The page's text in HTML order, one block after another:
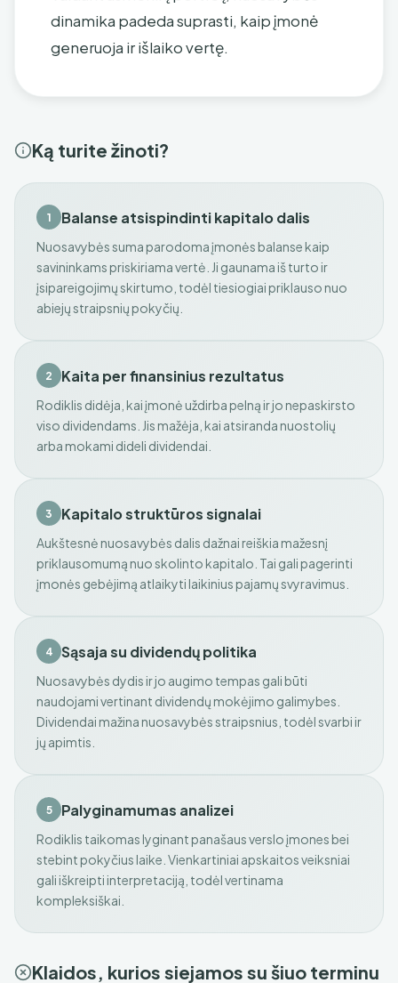
dinamika padeda suprasti, kaip įmonė
generuoja ir išlaiko vertę.
Ką turite žinoti?
1 Balanse atsispindinti kapitalo dalis
Nuosavybės suma parodoma įmonės balanse kaip
savininkams priskiriama vertė. Ji gaunama iš turto ir
įsipareigojimų skirtumo, todėl tiesiogiai priklauso nuo
abiejų straipsnių pokyčių.
2 Kaita per finansinius rezultatus
Rodiklis didėja, kai įmonė uždirba pelną ir jo nepaskirsto
viso dividendams. Jis mažėja, kai atsiranda nuostolių
arba mokami dideli dividendai.
3 Kapitalo struktūros signalai
Aukštesnė nuosavybės dalis dažnai reiškia mažesnį
priklausomumą nuo skolinto kapitalo. Tai gali pagerinti
įmonės gebėjimą atlaikyti laikinius pajamų svyravimus.
4 Sąsaja su dividendų politika
Nuosavybės dydis ir jo augimo tempas gali būti
naudojami vertinant dividendų mokėjimo galimybes.
Dividendai mažina nuosavybės straipsnius, todėl svarbi ir
jų apimtis.
5 Palyginamumas analizei
Rodiklis taikomas lyginant panašaus verslo įmones bei
stebint pokyčius laike. Vienkartiniai apskaitos veiksniai
gali iškreipti interpretaciją, todėl vertinama
kompleksiškai.
Klaidos, kurios siejamos su šiuo terminu